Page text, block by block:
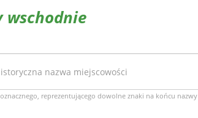
wschodnie
reprezentującego dowolne znaki na końcu nazwy